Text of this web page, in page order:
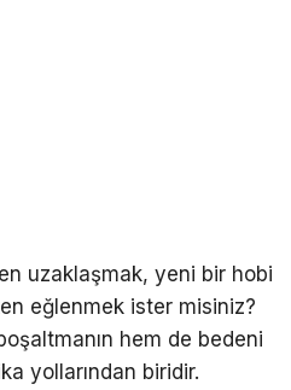
uzaklaşmak, yeni bir hobi
eğlenmek ister misiniz?
hem de bedeni
yollarından biridir.